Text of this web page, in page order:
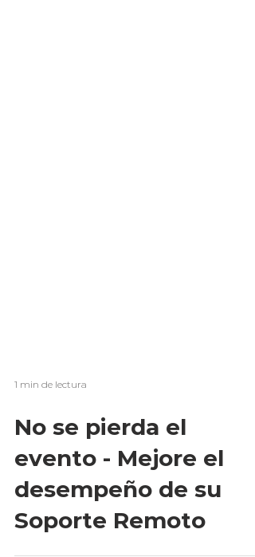
1 min de lectura
No se pierda el
evento - Mejore el
desempeño de su